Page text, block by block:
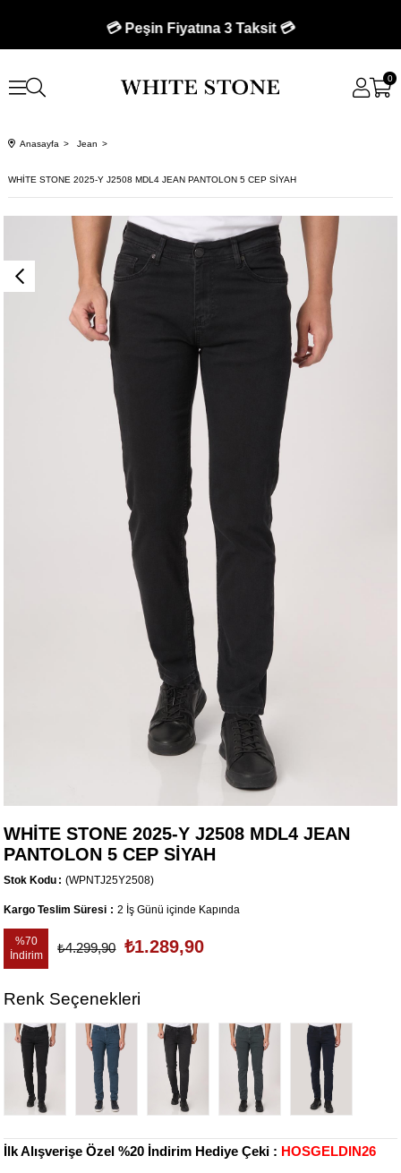
💳 Peşin Fiyatına 3 Taksit 💳
0
Anasayfa Jean
WHİTE STONE 2025-Y J2508 MDL4 JEAN PANTOLON 5 CEP SİYAH
WHİTE STONE 2025-Y J2508 MDL4 JEAN
PANTOLON 5 CEP SİYAH
Stok Kodu (WPNTJ25Y2508)
Kargo Teslim Süresi : 2 İş Günü içinde Kapında
%70
İndirim
₺4.299,90 ₺1.289,90
Renk Seçenekleri
İlk Alışverişe Özel %20 İndirim Hediye Çeki : HOSGELDIN26